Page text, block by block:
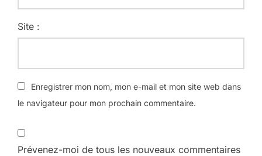
Site :
Enregistrer mon nom, mon e-mail et mon site web dans
le navigateur pour mon prochain commentaire.
Prévenez-moi de tous les nouveaux commentaires